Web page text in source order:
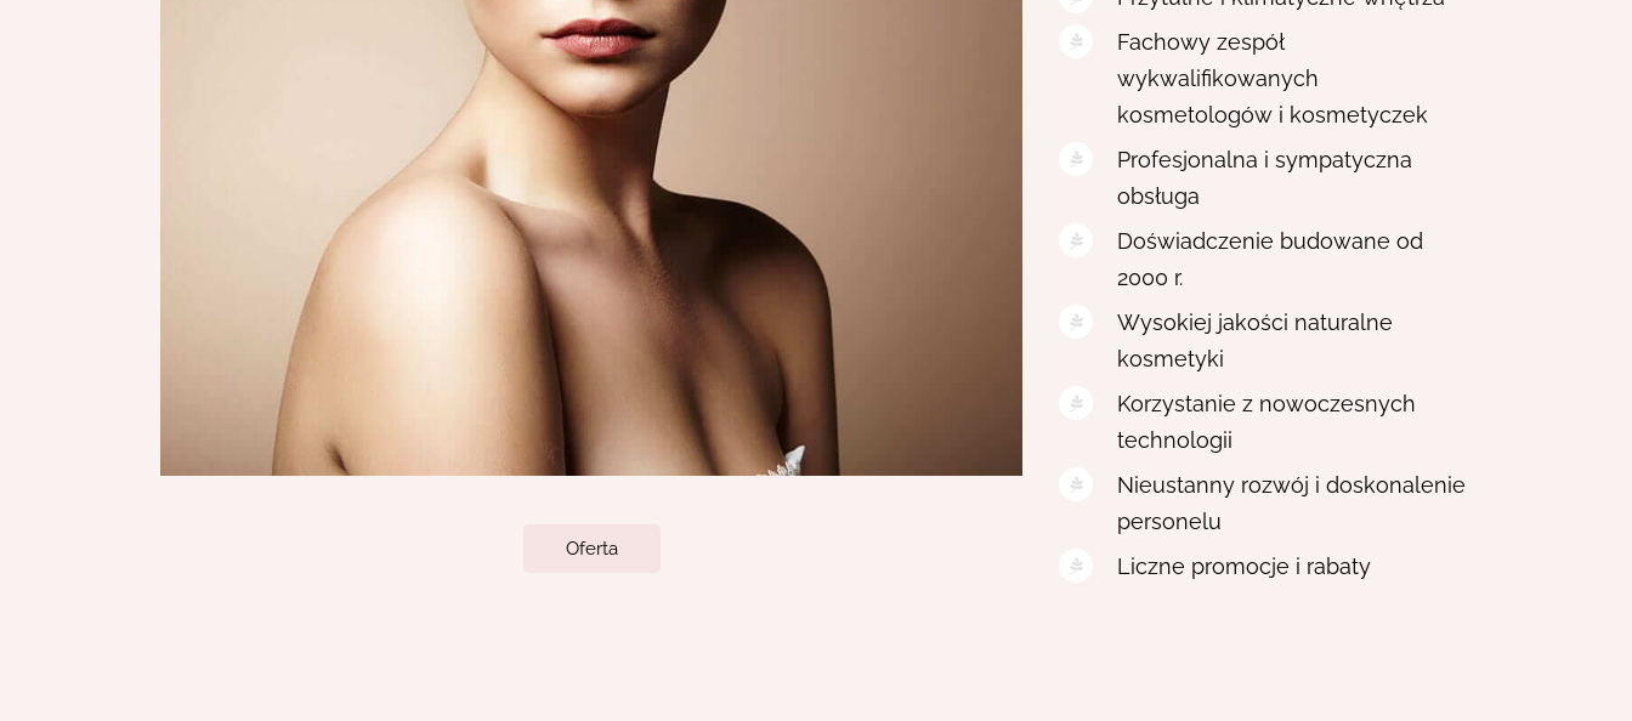
Oferta
Fachowy zespół
wykwalifikowanych
kosmetologów i kosmetyczek
Profesjonalna i sympatyczna
obsługa
Doświadczenie budowane od
2000 r.
Wysokiej jakości naturalne
kosmetyki
Korzystanie z nowoczesnych
technologii
Nieustanny rozwój i doskonalenie
personelu
Liczne promocje i rabaty